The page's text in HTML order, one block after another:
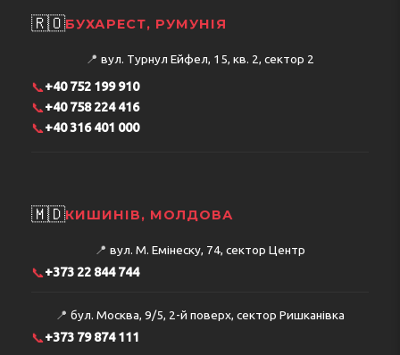
🇷🇴БУХАРЕСТ, РУМУНІЯ
📍 вул. Турнул Ейфел, 15, кв. 2, сектор 2
📞+40 752 199 910
📞+40 758 224 416
📞+40 316 401 000
🇲🇩КИШИНІВ, МОЛДОВА
📍 вул. М. Емінеску, 74, сектор Центр
📞+373 22 844 744
📍 бул. Москва, 9/5, 2-й поверх, сектор Ришканівка
📞+373 79 874 111